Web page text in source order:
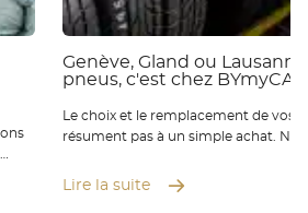
Genève, Gland ou
pneus, c'est chez
Le choix et le remplacement de vos
résument pas à un simple achat.
de conduite et la performance de
Lire la suite